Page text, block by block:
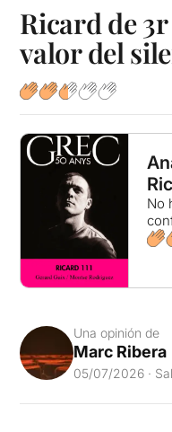
Ricard de 3r
valor del
No
Una opinión de
Marc Ribera
05/07/2026 ·